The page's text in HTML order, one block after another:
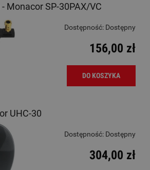
Monacor SP-30PAX/VC
Dostępność: Dostępny
156,00 zł
DO KOSZYKA
UHC-30
Dostępność: Dostępny
304,00 zł